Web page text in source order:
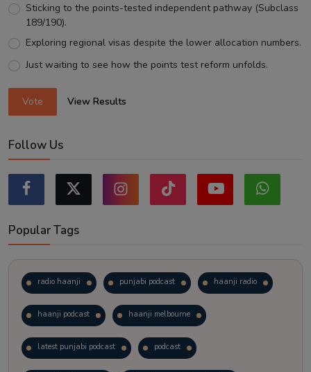
Sticking to the points-tested independent pathway (Subclass
189/190).
Exploring regional visas despite the lower allocation numbers.
Just waiting to see how the points test reform unfolds.
Vote View Results
Follow Us
Popular Tags
radio haanji punjabi podcast haanji radio
haanji podcast haanji melbourne
latest punjabi podcast podcast